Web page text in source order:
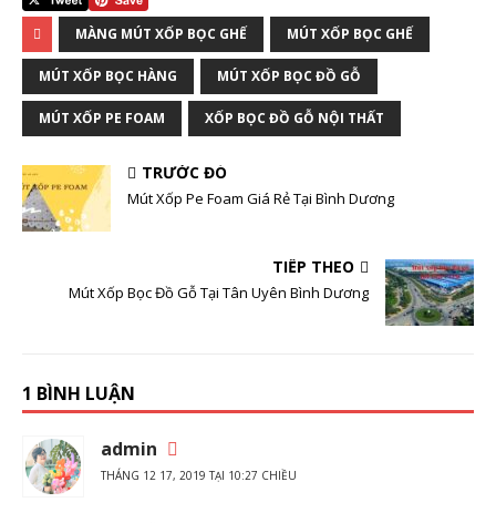
MÀNG MÚT XỐP BỌC GHẾ MÚT XỐP BỌC GHẾ
MÚT XỐP BỌC HÀNG MÚT XỐP BỌC ĐỒ GỖ
MÚT XỐP PE FOAM XỐP BỌC ĐỒ GỖ NỘI THẤT
TRƯỚC ĐÓ
Mút Xốp Pe Foam Giá Rẻ Tại Bình Dương
TIẾP THEO
Mút Xốp Bọc Đồ Gỗ Tại Tân Uyên Bình Dương
1 BÌNH LUẬN
admin
THÁNG 12 17, 2019 TẠI 10:27 CHIỀU